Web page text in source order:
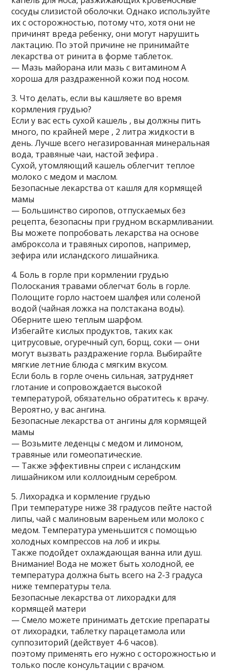
сосуды слизистой оболочки. Однако используйте
их с осторожностью, потому что, хотя они не
причинят вреда ребенку, они могут нарушить
лактацию. По этой причине не принимайте
лекарства от ринита в форме таблеток.
— Мазь майорана или мазь с витамином А
хороша для раздраженной кожи под носом.
3. Что делать, если вы кашляете во время
кормления грудью?
Если у вас есть сухой кашель , вы должны пить
много, по крайней мере , 2 литра жидкости в
день. Лучше всего негазированная минеральная
вода, травяные чаи, настой зефира .
Сухой, утомляющий кашель облегчит теплое
молоко с медом и маслом.
Безопасные лекарства от кашля для кормящей
мамы
— Большинство сиропов, отпускаемых без
рецепта, безопасны при грудном вскармливании.
Вы можете попробовать лекарства на основе
амброксола и травяных сиропов, например,
зефира или исландского лишайника.
4. Боль в горле при кормлении грудью
Полоскания травами облегчат боль в горле.
Полощите горло настоем шалфея или соленой
водой (чайная ложка на полстакана воды).
Оберните шею теплым шарфом.
Избегайте кислых продуктов, таких как
цитрусовые, огуречный суп, борщ, соки — они
могут вызвать раздражение горла. Выбирайте
мягкие летние блюда с мягким вкусом.
Если боль в горле очень сильная, затрудняет
глотание и сопровождается высокой
температурой, обязательно обратитесь к врачу.
Вероятно, у вас ангина.
Безопасные лекарства от ангины для кормящей
мамы
— Возьмите леденцы с медом и лимоном,
травяные или гомеопатические.
— Также эффективны спреи с исландским
лишайником или коллоидным серебром.
5. Лихорадка и кормление грудью
При температуре ниже 38 градусов пейте настой
липы, чай с малиновым вареньем или молоко с
медом. Температура уменьшится с помощью
холодных компрессов на лоб и икры.
Также подойдет охлаждающая ванна или душ.
Внимание! Вода не может быть холодной, ее
температура должна быть всего на 2-3 градуса
ниже температуры тела.
Безопасные лекарства от лихорадки для
кормящей матери
— Смело можете принимать детские препараты
от лихорадки, таблетку парацетамола или
суппозиторий (действует 4-6 часов).
поэтому применять его нужно с осторожностью и
только после консультации с врачом.